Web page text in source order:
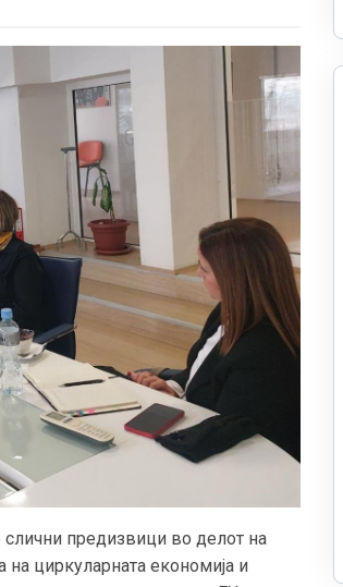
слични предизвици во делот на
на циркуларната економија и